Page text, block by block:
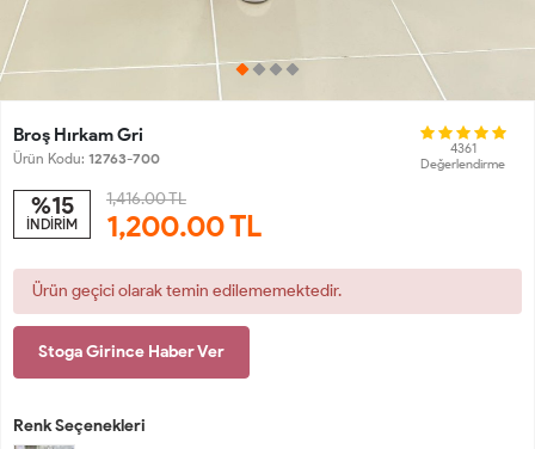
Broş Hırkam Gri
Ürün Kodu: 12763-700
4361
Değerlendirme
%15
İNDİRİM
1,416.00 TL
1,200.00TL
Ürün geçici olarak temin edilememektedir.
Stoga Girince Haber Ver
Renk Seçenekleri